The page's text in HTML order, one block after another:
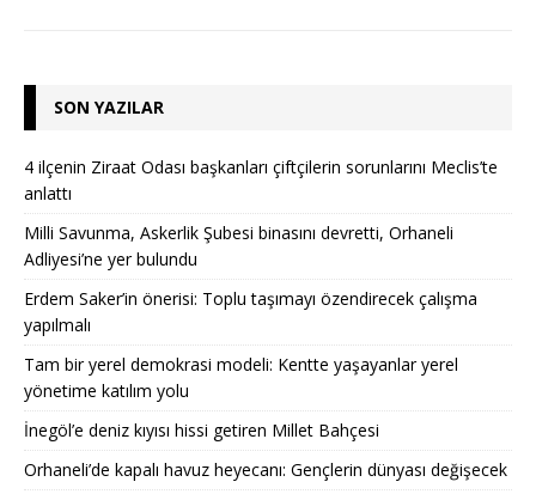
SON YAZILAR
4 ilçenin Ziraat Odası başkanları çiftçilerin sorunlarını Meclis’te
anlattı
Milli Savunma, Askerlik Şubesi binasını devretti, Orhaneli
Adliyesi’ne yer bulundu
Erdem Saker’in önerisi: Toplu taşımayı özendirecek çalışma
yapılmalı
Tam bir yerel demokrasi modeli: Kentte yaşayanlar yerel
yönetime katılım yolu
İnegöl’e deniz kıyısı hissi getiren Millet Bahçesi
Orhaneli’de kapalı havuz heyecanı: Gençlerin dünyası değişecek